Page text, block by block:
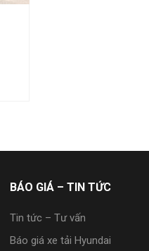
BÁO GIÁ – TIN TỨC
Tin tức – Tư vấn
Báo giá xe tải Hyundai